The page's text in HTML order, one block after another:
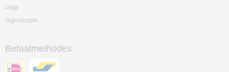
PBM
Signalisatie
Betaalmethodes